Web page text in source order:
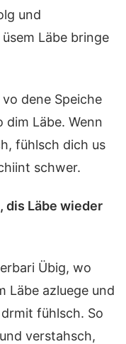
und
Läbe bringe
dene Speiche
Läbe. Wenn
fühlsch dich us
schwer.
dis Läbe wieder
Übig, wo
Läbe azluege und
fühlsch. So
verstahsch,